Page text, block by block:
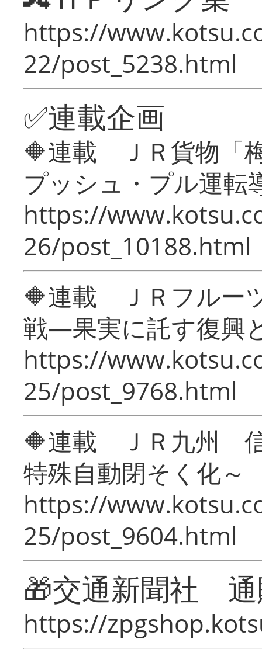
https://
22/post_5238.html
✅連載企画
🔶連載 ＪＲ貨物「
プッシュ・プル運転
https://
26/post_10188.html
🔶連載 ＪＲフルー
戦―果実に託す復興
https://
25/post_9768.html
🔶連載 ＪＲ九州 信
特殊自動閉そく化～
https://
25/post_9604.html
🎁交通新聞社
https://